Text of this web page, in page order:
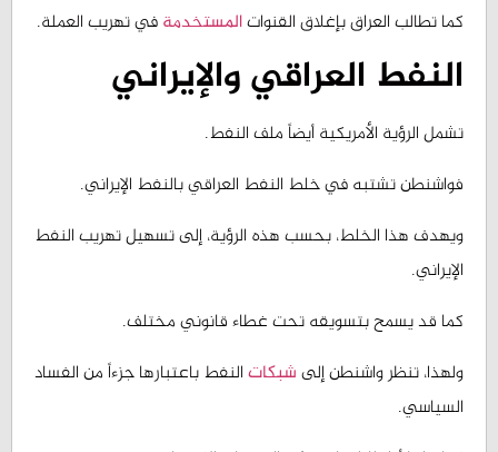
النفط العراقي والإيراني
تشمل الرؤية الأمريكية أيضاً ملف النفط.
فواشنطن تشتبه في خلط النفط العراقي بالنفط الإيراني.
ويهدف هذا الخلط، بحسب هذه الرؤية، إلى تسهيل تهريب النفط
الإيراني.
كما قد يسمح بتسويقه تحت غطاء قانوني مختلف.
ولهذا، تنظر واشنطن إلىشبكاتالنفط باعتبارها جزءاً من الفساد
السياسي.
كما تراها أداة للالتفاف على العقوبات الاقتصادية.